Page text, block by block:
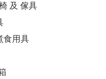
及 傢具
食用具